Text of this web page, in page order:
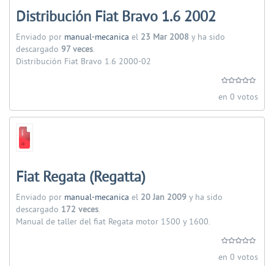
Distribución Fiat Bravo 1.6 2002
Enviado por manual-mecanica el 23 Mar 2008 y ha sido
descargado 97 veces.
Distribución Fiat Bravo 1.6 2000-02
en 0 votos
Fiat Regata (Regatta)
Enviado por manual-mecanica el 20 Jan 2009 y ha sido
descargado 172 veces.
Manual de taller del fiat Regata motor 1500 y 1600.
en 0 votos